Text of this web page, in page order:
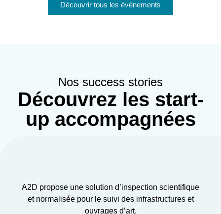
Découvrir tous les événements
Nos success stories
Découvrez les start-
up accompagnées
A2D propose une solution d’inspection scientifique
et normalisée pour le suivi des infrastructures et
ouvrages d’art.